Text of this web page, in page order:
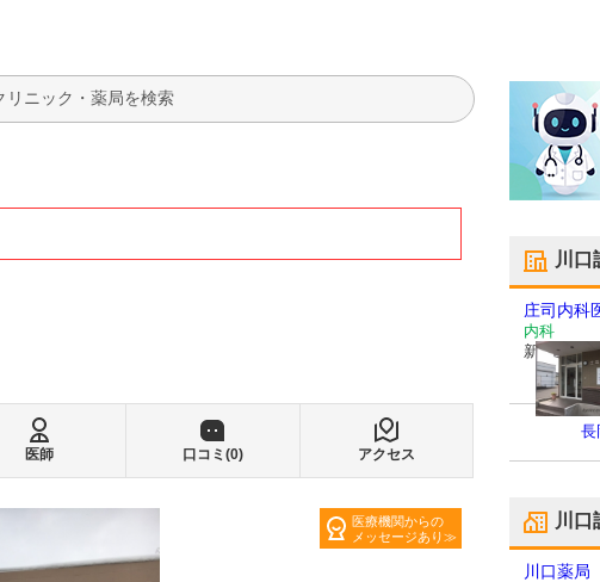
検索
医師 口コミ(0) アクセス
医療機関からの
メッセージあり
川口
庄司内科
内科
新潟県長
長
川口
川口薬局